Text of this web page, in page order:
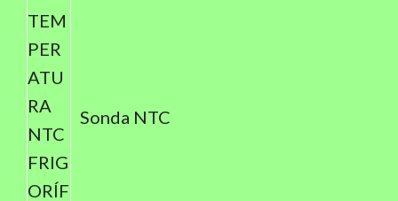
Sonda NTC